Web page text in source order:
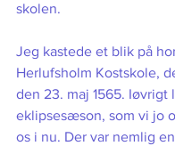
skolen.
Jeg kastede et blik på
Herlufsholm Kostskole,
den 23. maj 1565. Iøvrigt
eklipsesæson, som vi jo
os i nu. Der var nemlig en